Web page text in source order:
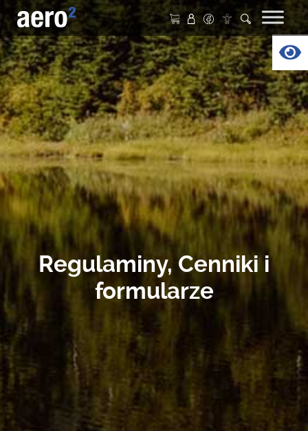
Nawigacja główna
Regulaminy, Cenniki i
formularze